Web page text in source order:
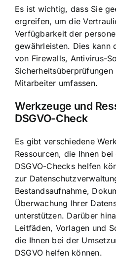
Es ist wichtig, dass Sie
ergreifen, um die
Verfügbarkeit der
gewährleisten. Dies kann
von Firewalls, Antivirus-
Mitarbeiter umfassen.
Werkzeuge und
DSGVO-Check
Es gibt verschiedene
Ressourcen, die Ihnen
DSGVO-Checks helfen
zur
Bestandsaufnahme,
Überwachung Ihrer
unterstützen. Darüber
Leitfäden, Vorlagen und
die Ihnen bei der
DSGVO helfen können.